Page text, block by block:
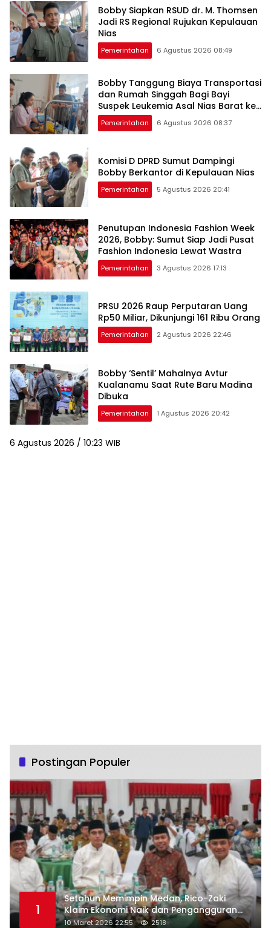
Bobby Siapkan RSUD dr. M. Thomsen
Jadi RS Regional Rujukan Kepulauan
Nias
Pemerintahan 6 Agustus 2026 08:49
Bobby Tanggung Biaya Transportasi
dan Rumah Singgah Bagi Bayi
Suspek Leukemia Asal Nias Barat ke
Medan
Pemerintahan 6 Agustus 2026 08:37
Komisi D DPRD Sumut Dampingi
Bobby Berkantor di Kepulauan Nias
Pemerintahan 5 Agustus 2026 20:41
Penutupan Indonesia Fashion Week
2026, Bobby: Sumut Siap Jadi Pusat
Fashion Indonesia Lewat Wastra
Pemerintahan 3 Agustus 2026 17:13
PRSU 2026 Raup Perputaran Uang
Rp50 Miliar, Dikunjungi 161 Ribu Orang
Pemerintahan 2 Agustus 2026 22:46
Bobby ‘Sentil’ Mahalnya Avtur
Kualanamu Saat Rute Baru Madina
Dibuka
Pemerintahan 1 Agustus 2026 20:42
6 Agustus 2026 / 10:23 WIB
Postingan Populer
1
Setahun Memimpin Medan, Rico-Zaki
Klaim Ekonomi Naik dan Pengangguran
Turun
10 Maret 2026 22:55 2518